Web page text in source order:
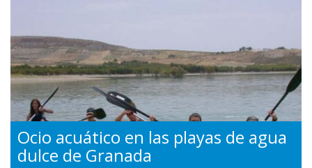
Ocio acuático en las playas de agua
dulce de Granada